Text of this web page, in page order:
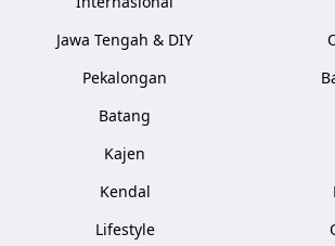
Jawa Tengah & DIY
Pekalongan
Batang
Kajen
Kendal
Lifestyle